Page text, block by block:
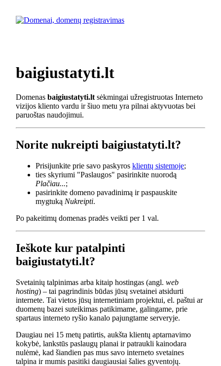
baigiustatyti.lt
Domenas baigiustatyti.lt sėkmingai užregistruotas Interneto
vizijos kliento vardu ir šiuo metu yra pilnai aktyvuotas bei
paruoštas naudojimui.
Norite nukreipti baigiustatyti.lt?
Prisijunkite prie savo paskyros klientų sistemoje;
ties skyriumi "Paslaugos" pasirinkite nuorodą
Plačiau...;
pasirinkite domeno pavadinimą ir paspauskite
mygtuką Nukreipti.
Po pakeitimų domenas pradės veikti per 1 val.
Ieškote kur patalpinti
baigiustatyti.lt?
Svetainių talpinimas arba kitaip hostingas (angl. web
hosting) – tai pagrindinis būdas jūsų svetainei atsidurti
internete. Tai vietos jūsų internetiniam projektui, el. paštui ar
duomenų bazei suteikimas patikimame, galingame, prie
spartaus interneto ryšio kanalo pajungtame serveryje.
Daugiau nei 15 metų patirtis, aukšta klientų aptarnavimo
kokybė, lankstūs paslaugų planai ir patraukli kainodara
nulėmė, kad šiandien pas mus savo interneto svetaines
talpina ir mumis pasitiki daugiausiai šalies gyventojų.